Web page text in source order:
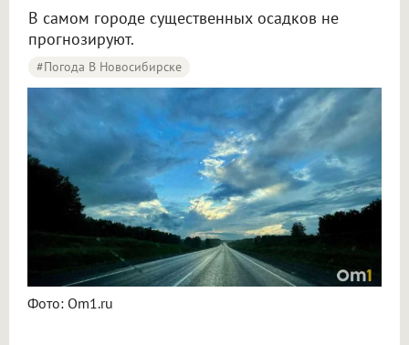
В самом городе существенных осадков не
прогнозируют.
#Погода В Новосибирске
Фото: Om1.ru